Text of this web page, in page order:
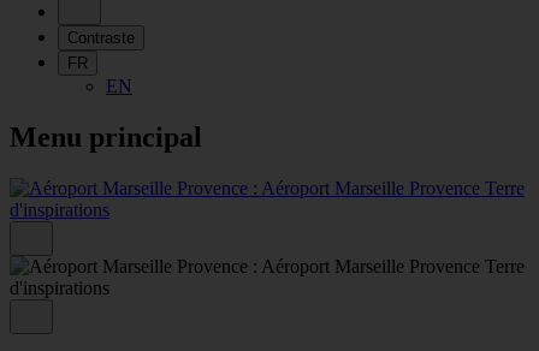
Contraste
FR
EN
Menu principal